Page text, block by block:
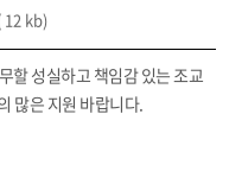
교우소식
12 kb)
할 성실하고 책임감 있는 조교
많은 지원 바랍니다.